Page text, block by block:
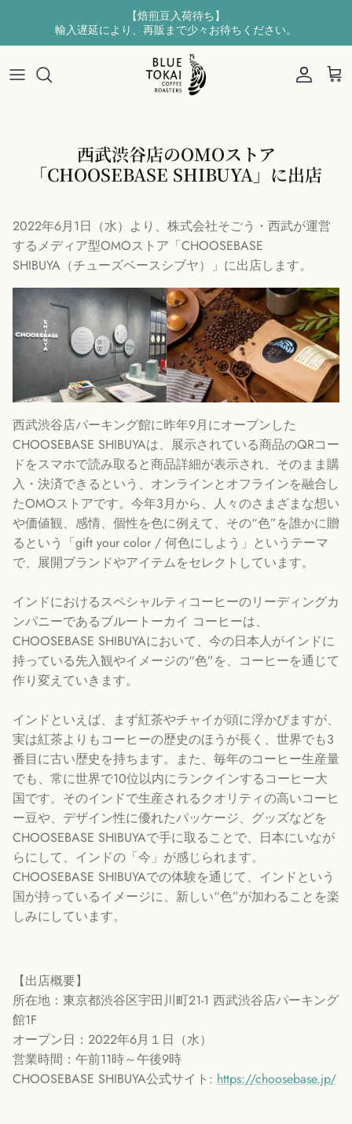
【焙煎豆入荷待ち】
輸入遅延により、再販まで少々お待ちください。
新商品
コーヒーバッグ
ドリップバッグ
BRAND STORY
コーヒー生産地
東京・広尾店
会社概要
西武渋谷店のOMOストア
「CHOOSEBASE SHIBUYA」に出店
2022年6月1日（水）より、株式会社そごう・西武が運営
するメディア型OMOストア「CHOOSEBASE
SHIBUYA（チューズベースシブヤ）」に出店します。
西武渋谷店パーキング館に昨年9月にオープンした
CHOOSEBASE SHIBUYAは、展示されている商品のQRコー
ドをスマホで読み取ると商品詳細が表示され、そのまま購
入・決済できるという、オンラインとオフラインを融合し
たOMOストアです。今年3月から、人々のさまざまな想い
や価値観、感情、個性を色に例えて、その“色”を誰かに贈
るという「gift your color / 何色にしよう」というテーマ
で、展開ブランドやアイテムをセレクトしています。
インドにおけるスペシャルティコーヒーのリーディングカ
ンパニーであるブルートーカイ コーヒーは、
CHOOSEBASE SHIBUYAにおいて、今の日本人がインドに
持っている先入観やイメージの“色”を、コーヒーを通じて
作り変えていきます。
インドといえば、まず紅茶やチャイが頭に浮かびますが、
実は紅茶よりもコーヒーの歴史のほうが長く、世界でも3
番目に古い歴史を持ちます。また、毎年のコーヒー生産量
でも、常に世界で10位以内にランクインするコーヒー大
国です。そのインドで生産されるクオリティの高いコーヒ
ー豆や、デザイン性に優れたパッケージ、グッズなどを
CHOOSEBASE SHIBUYAで手に取ることで、日本にいなが
らにして、インドの「今」が感じられます。
CHOOSEBASE SHIBUYAでの体験を通じて、インドという
国が持っているイメージに、新しい“色”が加わることを楽
しみにしています。
【出店概要】
所在地：東京都渋谷区宇田川町21-1 西武渋谷店パーキング
館1F
オープン日：2022年6月１日（水）
営業時間：午前11時～午後9時
CHOOSEBASE SHIBUYA公式サイト: https://choosebase.jp/